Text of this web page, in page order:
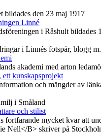
bildades den 23 maj 1917
Linné
i Råshult bildades
i Linnés fotspår, blogg
akademi med arton
kunskapsprojekt
och mängder av
i Småland
och stilist
fortfarande mycket kvar att
Nell</B> skriver på